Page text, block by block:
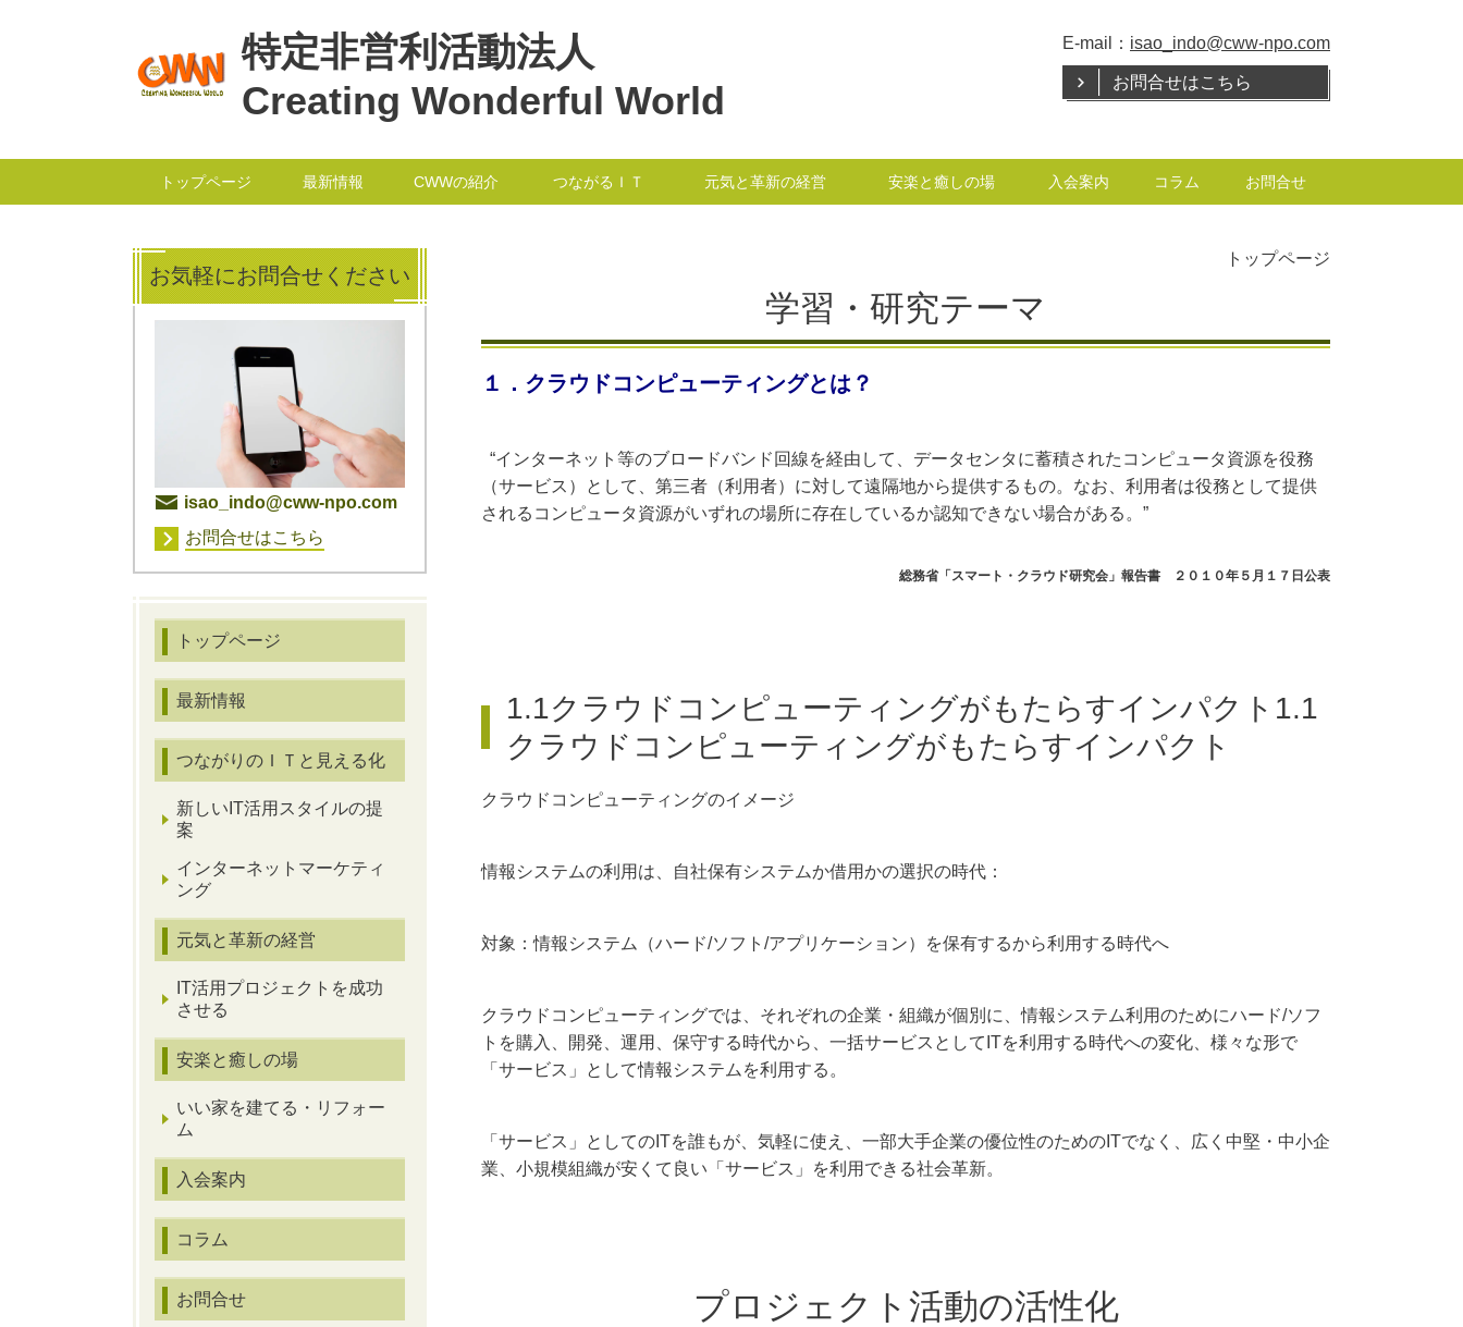
特定非営利活動法人
Creating Wonderful World
E-mail： isao_indo@cww-npo.com
お問合せはこちら
トップページ 最新情報 CWWの紹介 つながるＩＴ 元気と革新の経営 安楽と癒しの場 入会案内 コラム お問合せ
トップページ
学習・研究テーマ
１．クラウドコンピューティングとは？
“インターネット等のブロードバンド回線を経由して、データセンタに蓄積されたコンピュータ資源を役務
（サービス）として、第三者（利用者）に対して遠隔地から提供するもの。なお、利用者は役務として提供
されるコンピュータ資源がいずれの場所に存在しているか認知できない場合がある。”
総務省「スマート・クラウド研究会」報告書 ２０１０年５月１７日公表
1.1クラウドコンピューティングがもたらすインパクト1.1
クラウドコンピューティングがもたらすインパクト
クラウドコンピューティングのイメージ
情報システムの利用は、自社保有システムか借用かの選択の時代：
対象：情報システム（ハード/ソフト/アプリケーション）を保有するから利用する時代へ
クラウドコンピューティングでは、それぞれの企業・組織が個別に、情報システム利用のためにハード/ソフ
トを購入、開発、運用、保守する時代から、一括サービスとしてITを利用する時代への変化、様々な形で
「サービス」として情報システムを利用する。
「サービス」としてのITを誰もが、気軽に使え、一部大手企業の優位性のためのITでなく、広く中堅・中小企
業、小規模組織が安くて良い「サービス」を利用できる社会革新。
プロジェクト活動の活性化
お気軽にお問合せください
isao_indo@cww-npo.com
お問合せはこちら
トップページ
最新情報
つながりのＩＴと見える化
新しいIT活用スタイルの提
案
インターネットマーケティ
ング
元気と革新の経営
IT活用プロジェクトを成功
させる
安楽と癒しの場
いい家を建てる・リフォー
ム
入会案内
コラム
お問合せ